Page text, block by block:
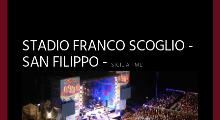
STADIO FRANCO SCOGLIO -
SAN FILIPPO - SICILIA - ME